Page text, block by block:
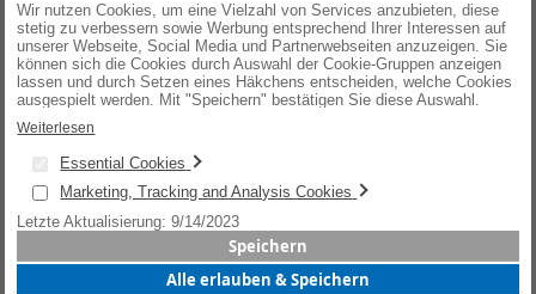
26ER SERIE
Sortieren nach
Spannhülsengehäuse mit Gaslinse
Wir nutzen Cookies, um eine Vielzahl von Services anzubieten, diese
stetig zu verbessern sowie Werbung entsprechend Ihrer Interessen auf
unserer Webseite, Social Media und Partnerwebseiten anzuzeigen. Sie
können sich die Cookies durch Auswahl der Cookie-Gruppen anzeigen
lassen und durch Setzen eines Häkchens entscheiden, welche Cookies
ausgespielt werden. Mit "Speichern" bestätigen Sie diese Auswahl.
Wenn Sie "alle erlauben & speichern" wählen, willigen Sie in die
Verwendung aller Cookies ein. Weitere Informationen erhalten Sie nach
Ihrer Bestätigung in unserer Datenschutzerklärung.
Weiterlesen
Essential Cookies
Marketing, Tracking and Analysis Cookies
Letzte Aktualisierung: 9/14/2023
Speichern
Alle erlauben & Speichern